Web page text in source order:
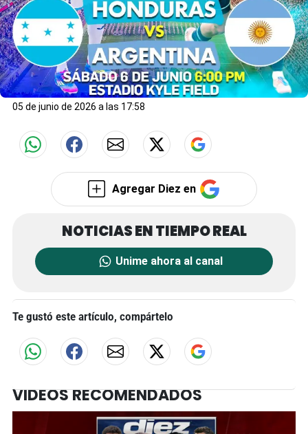
05 de junio de 2026 a las 17:58
Agregar Diez en
Unime ahora al canal
Te gustó este artículo, compártelo
VIDEOS RECOMENDADOS